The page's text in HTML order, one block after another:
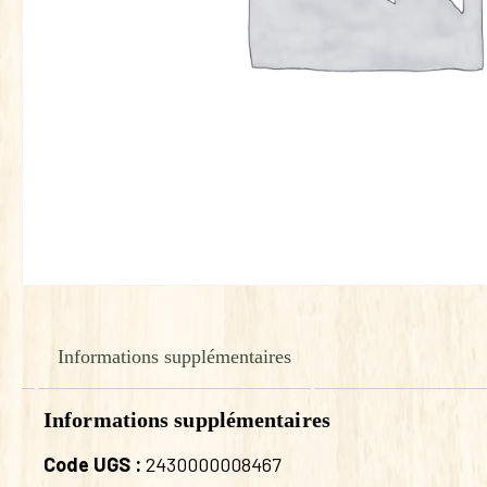
Informations supplémentaires
Informations supplémentaires
Code UGS : 2430000008467